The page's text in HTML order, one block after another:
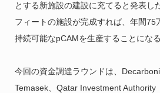
とする新施設の建設に充てると発表し
フィートの施設が完成すれば、年間75
持続可能なpCAMを生産することにな
今回の資金調達ラウンドは、
Temasek、Qatar Investment Authority